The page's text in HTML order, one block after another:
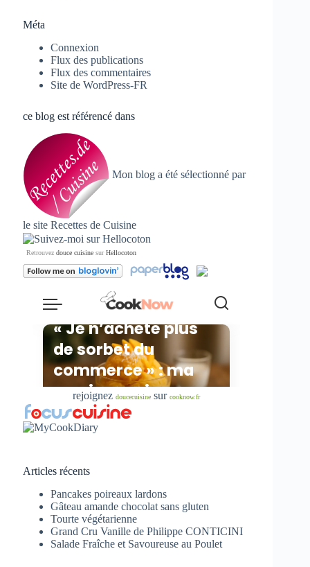
Méta
Connexion
Flux des publications
Flux des commentaires
Site de WordPress-FR
ce blog est référencé dans
Mon blog a été sélectionné par
le site Recettes de Cuisine
Retrouvez douce cuisine surHellocoton
rejoignezdoucecuisine surcooknow.fr
Articles récents
Pancakes poireaux lardons
Gâteau amande chocolat sans gluten
Tourte végétarienne
Grand Cru Vanille de Philippe CONTICINI
Salade Fraîche et Savoureuse au Poulet